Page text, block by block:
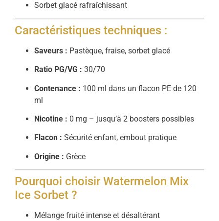
Sorbet glacé rafraîchissant
Caractéristiques techniques :
Saveurs : Pastèque, fraise, sorbet glacé
Ratio PG/VG : 30/70
Contenance : 100 ml dans un flacon PE de 120
ml
Nicotine : 0 mg – jusqu’à 2 boosters possibles
Flacon : Sécurité enfant, embout pratique
Origine : Grèce
Pourquoi choisir Watermelon Mix
Ice Sorbet ?
Mélange fruité intense et désaltérant